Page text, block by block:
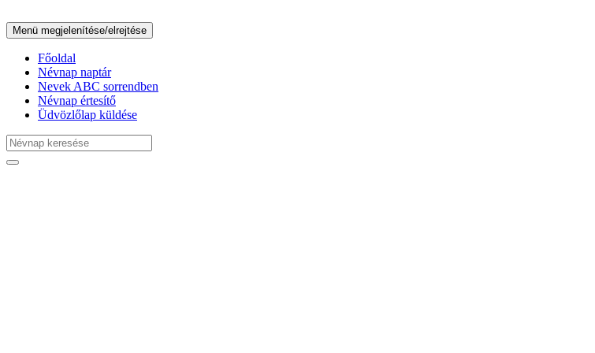
Menü megjelenítése/elrejtése
Főoldal
Névnap naptár
Nevek ABC sorrendben
Névnap értesítő
Üdvözlőlap küldése